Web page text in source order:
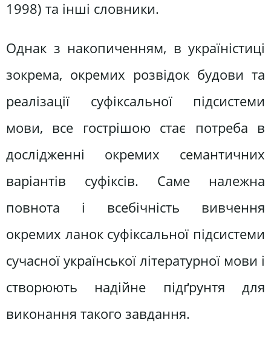
1998) та інші словники.
Однак з накопиченням, в україністиці
зокрема, окремих розвідок будови та
реалізації суфіксальної підсистеми
мови, все гострішою стає потреба в
дослідженні окремих семантичних
варіантів суфіксів. Саме належна
повнота і всебічність вивчення
окремих ланок суфіксальної підсистеми
сучасної української літературної мови і
створюють надійне підґрунтя для
виконання такого завдання.